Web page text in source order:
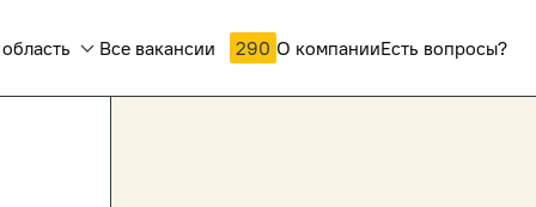
Все вакансии 290 О компанииЕсть вопросы?